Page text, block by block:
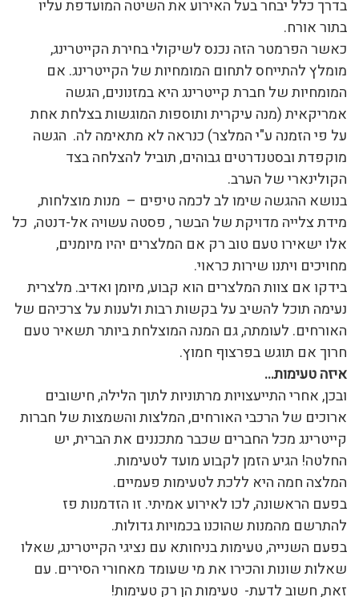
בדרך כלל יבחר בעל האירוע את השיטה המועדפת עליו
בתור אורח.
כאשר הפרמטר הזה נכנס לשיקולי בחירת הקייטרינג,
מומלץ להתייחס לתחום המומחיות של הקייטרינג. אם
המומחיות של חברת קייטרינג היא במזנונים, הגשה
אמריקאית (מנה עיקרית ותוספות המוגשות בצלחת אחת
על פי הזמנה ע"י המלצר) כנראה לא מתאימה לה. הגשה
מוקפדת ובסטנדרטים גבוהים, תוביל להצלחה בצד
הקולינארי של הערב.
בנושא ההגשה שימו לב לכמה טיפים – מנות מוצלחות,
מידת צלייה מדויקת של הבשר , פסטה עשויה אל-דנטה, כל
אלו ישאירו טעם טוב רק אם המלצרים יהיו מיומנים,
מחויכים ויתנו שירות כראוי.
בידקו אם צוות המלצרים הוא קבוע, מיומן ואדיב. מלצרית
נעימה תוכל להשיב על בקשות רבות ולענות על צרכיהם של
האורחים. לעומתה, גם המנה המוצלחת ביותר תשאיר טעם
חרוך אם תוגש בפרצוף חמוץ.
איזה טעימות…
ובכן, אחרי התייעצויות מרתוניות לתוך הלילה, חישובים
ארוכים של הרכבי האורחים, המלצות והשמצות של חברות
קייטרינג מכל החברים שכבר מתכננים את הברית, יש
החלטה! הגיע הזמן לקבוע מועד לטעימות.
המלצה חמה היא ללכת לטעימות פעמיים.
בפעם הראשונה, לכו לאירוע אמיתי. זו הזדמנות פז
להתרשם מהמנות שהוכנו בכמויות גדולות.
בפעם השנייה, טעימות בניחותא עם נציגי הקייטרינג, שאלו
שאלות שונות והכירו את מי שעומד מאחורי הסירים. עם
זאת, חשוב לדעת- טעימות הן רק טעימות!